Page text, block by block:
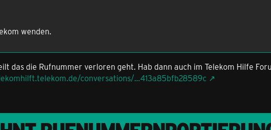
wenden.
das die Rufnummer verloren geht. Hab dann auch im Telekom Hilfe
conversations/…413a85bfb28589c